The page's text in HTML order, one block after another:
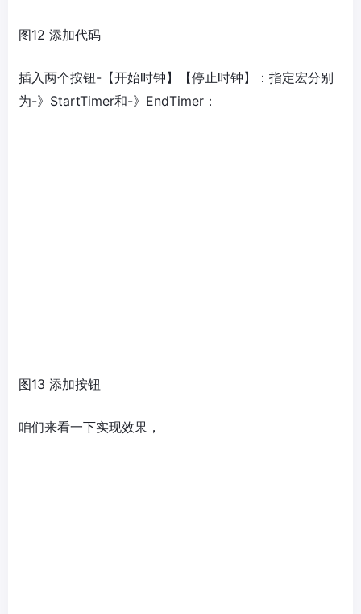
图12 添加代码
插入两个按钮-【开始时钟】【停止时钟】：指定宏分别
为-》StartTimer和-》EndTimer：
图13 添加按钮
咱们来看一下实现效果，